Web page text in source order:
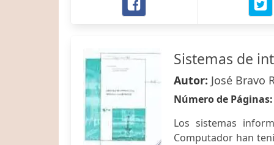
Sistemas de
Autor: José Bravo
Número de
Los sistemas
Computador han